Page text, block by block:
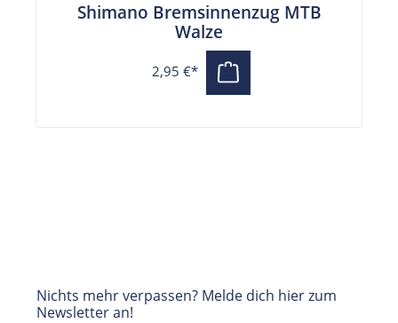
Shimano Bremsinnenzug MTB
Walze
2,95 €*
Nichts mehr verpassen? Melde dich hier zum
Newsletter an!